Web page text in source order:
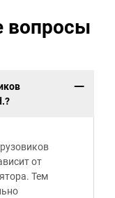
вопросы
от
Тем